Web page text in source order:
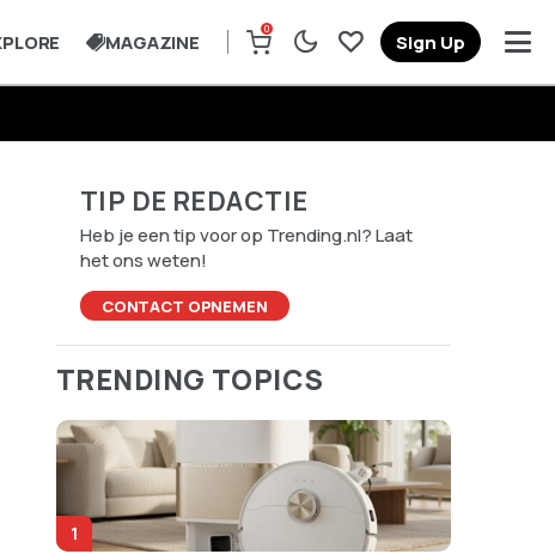
MAGAZINE
0
Sign Up
TIP DE REDACTIE
Heb je een tip voor op Trending.nl? Laat
het ons weten!
CONTACT OPNEMEN
TRENDING TOPICS